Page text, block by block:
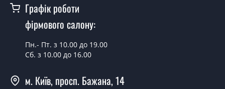
Так, ми маємо великий асортимент готових металевих
дверей.
Яка вартість найдешевших металевих
Від 5200 грн.
Графік роботи
фірмового салону:
Пн.- Пт. з 10.00 до 19.00
Сб. з 10.00 до 16.00
м. Київ, просп. Бажана, 14